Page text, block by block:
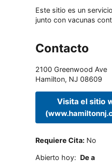
Este sitio es un
junto con vacunas
Contacto
2100 Greenwood Ave
Hamilton, NJ 08609
Visita el sitio
Requiere Cita: No
Abierto hoy: De a